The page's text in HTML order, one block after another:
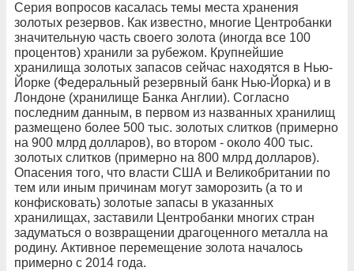
Серия вопросов касалась темы места хранения
золотых резервов. Как известно, многие Центробанки
значительную часть своего золота (иногда все 100
процентов) хранили за рубежом. Крупнейшие
хранилища золотых запасов сейчас находятся в Нью-
Йорке (Федеральный резервный банк Нью-Йорка) и в
Лондоне (хранилище Банка Англии). Согласно
последним данным, в первом из названных хранилищ
размещено более 500 тыс. золотых слитков (примерно
на 900 млрд долларов), во втором - около 400 тыс.
золотых слитков (примерно на 800 млрд долларов).
Опасения того, что власти США и Великобритании по
тем или иным причинам могут заморозить (а то и
конфисковать) золотые запасы в указанных
хранилищах, заставили Центробанки многих стран
задуматься о возвращении драгоценного металла на
родину. Активное перемещение золота началось
примерно с 2014 года.